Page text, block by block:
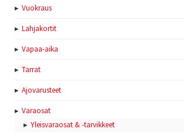
Vuokraus
Lahjakortit
Vapaa-aika
Tarrat
Ajovarusteet
Varaosat
Yleisvaraosat & -tarvikkeet